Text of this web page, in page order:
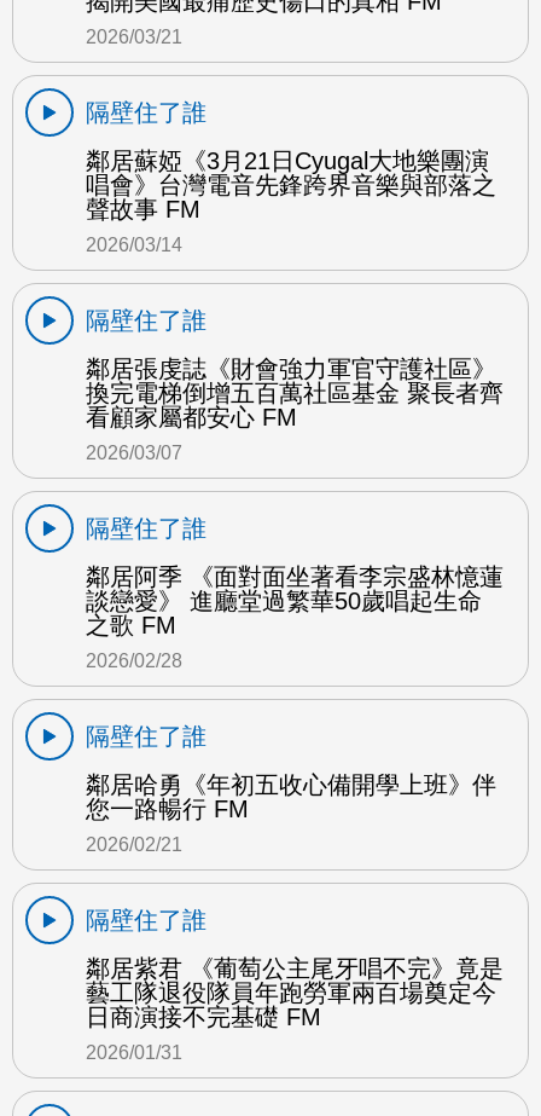
2026/03/21
隔壁住了誰
鄰居蘇婭《3月21日Cyugal大地樂團演
唱會》台灣電音先鋒跨界音樂與部落之
聲故事 FM
2026/03/14
隔壁住了誰
鄰居張虔誌《財會強力軍官守護社區》
換完電梯倒增五百萬社區基金 聚長者齊
看顧家屬都安心 FM
2026/03/07
隔壁住了誰
鄰居阿季 《面對面坐著看李宗盛林憶蓮
談戀愛》 進廳堂過繁華50歲唱起生命
之歌 FM
2026/02/28
隔壁住了誰
鄰居哈勇《年初五收心備開學上班》伴
您一路暢行 FM
2026/02/21
隔壁住了誰
鄰居紫君 《葡萄公主尾牙唱不完》竟是
藝工隊退役隊員年跑勞軍兩百場奠定今
日商演接不完基礎 FM
2026/01/31